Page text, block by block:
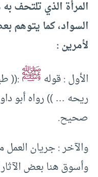
المرأة الذي تلتحف
السواد، كما يتوهم
لأمرين :
الأول : قولهﷺ:((
ريحه … )) رواه أبو
صحيح.
والآخر : جريان
وأسوق هنا بعض